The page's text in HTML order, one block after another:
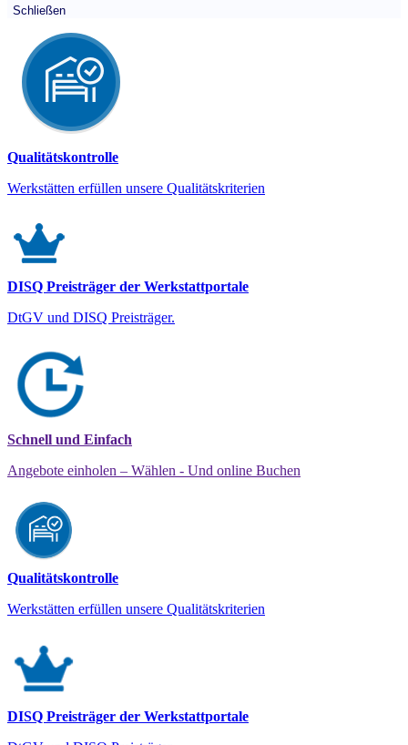
Schließen
Qualitätskontrolle
Werkstätten erfüllen unsere Qualitätskriterien
DISQ Preisträger der Werkstattportale
DtGV und DISQ Preisträger.
Schnell und Einfach
Angebote einholen – Wählen - Und online Buchen
Qualitätskontrolle
Werkstätten erfüllen unsere Qualitätskriterien
DISQ Preisträger der Werkstattportale